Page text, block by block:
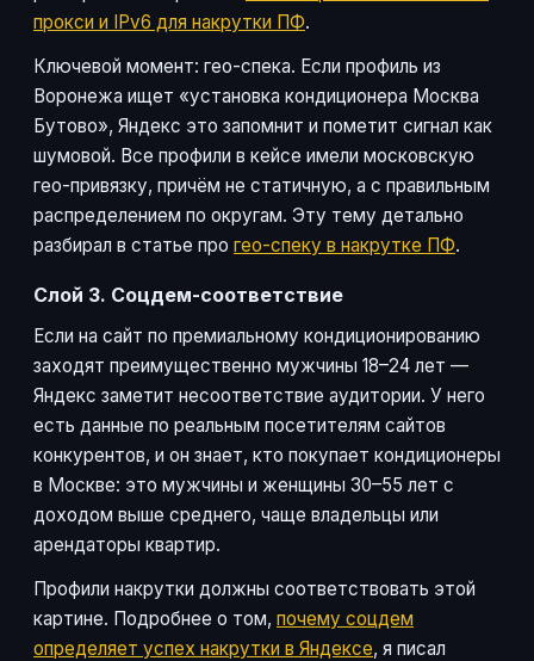
прокси и IPv6 для накрутки ПФ.
Ключевой момент: гео-спека. Если профиль из
Воронежа ищет «установка кондиционера Москва
Бутово», Яндекс это запомнит и пометит сигнал как
шумовой. Все профили в кейсе имели московскую
гео-привязку, причём не статичную, а с правильным
распределением по округам. Эту тему детально
разбирал в статье про гео-спеку в накрутке ПФ.
Слой 3. Соцдем-соответствие
Если на сайт по премиальному кондиционированию
заходят преимущественно мужчины 18–24 лет —
Яндекс заметит несоответствие аудитории. У него
есть данные по реальным посетителям сайтов
конкурентов, и он знает, кто покупает кондиционеры
в Москве: это мужчины и женщины 30–55 лет с
доходом выше среднего, чаще владельцы или
арендаторы квартир.
Профили накрутки должны соответствовать этой
картине. Подробнее о том, почему соцдем
определяет успех накрутки в Яндексе, я писал